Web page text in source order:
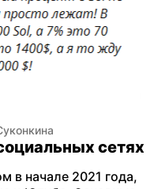
сетях
в начале 2021 года,